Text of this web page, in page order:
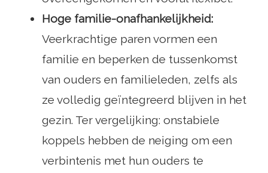
Hoge familie-onafhankelijkheid:
Veerkrachtige paren vormen een
familie en beperken de tussenkomst
van ouders en familieleden, zelfs als
ze volledig geïntegreerd blijven in het
gezin. Ter vergelijking: onstabiele
koppels hebben de neiging om een ​​
verbintenis met hun ouders te